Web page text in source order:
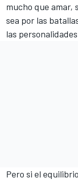
mucho que amar,
sea por las
las
Pero si el